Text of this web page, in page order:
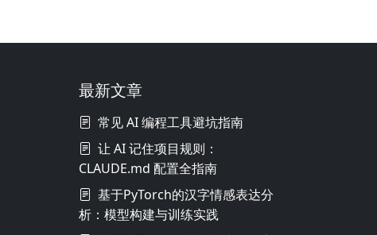
最新文章
常见 AI 编程工具避坑指南
让 AI 记住项目规则：
CLAUDE.md 配置全指南
基于PyTorch的汉字情感表达分
析：模型构建与训练实践